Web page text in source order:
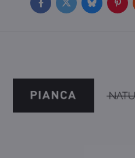
FacebookTwitterBluesky